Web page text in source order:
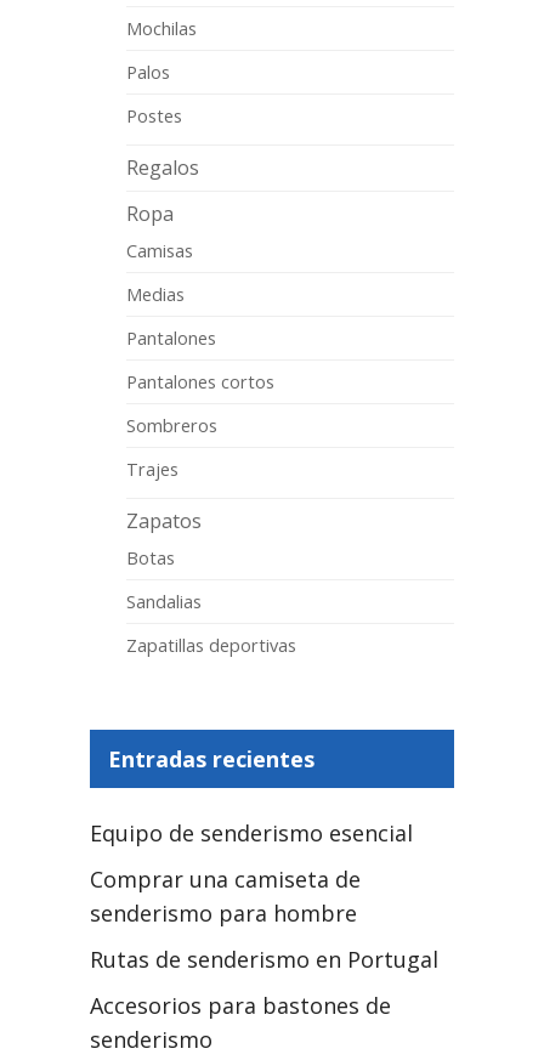
Mochilas
Palos
Postes
Regalos
Ropa
Camisas
Medias
Pantalones
Pantalones cortos
Sombreros
Trajes
Zapatos
Botas
Sandalias
Zapatillas deportivas
Entradas recientes
Equipo de senderismo esencial
Comprar una camiseta de
senderismo para hombre
Rutas de senderismo en Portugal
Accesorios para bastones de
senderismo